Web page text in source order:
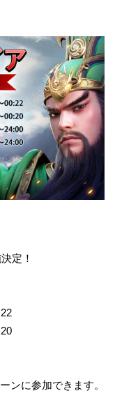
定！
ンに参加できます。